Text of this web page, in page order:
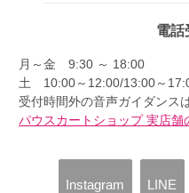
電話
月～金 9:30 ～ 18:00
土 10:00～12:00/13:00～
受付時間外の音声ガイダンス
パウスカートショップ 実店舗
Instagram LINE